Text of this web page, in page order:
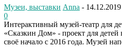
Музеи, выставки Anna - 14.12.2019
0
Интерактивный музей-театр для
«Сказкин Дом» - проект для
своё начало с 2016 года. Музей